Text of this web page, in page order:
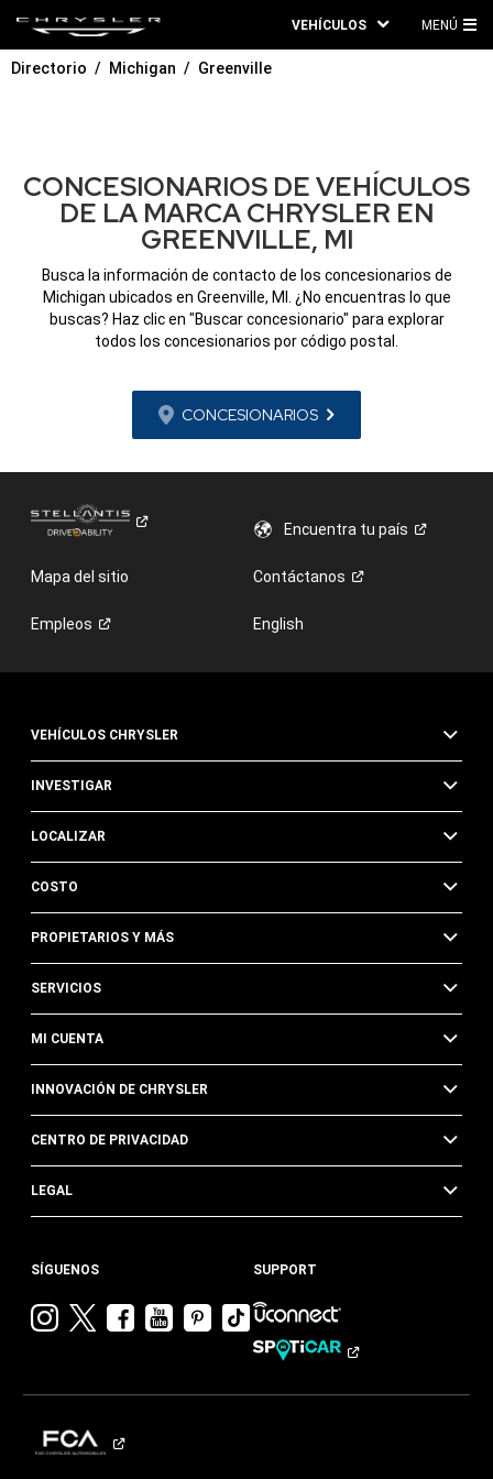
VEHÍCULOS MENÚ
Directorio Michigan Greenville
CONCESIONARIOS DE VEHÍCULOS
DE LA MARCA CHRYSLER EN
GREENVILLE, MI
Busca la información de contacto de los concesionarios de
Michigan ubicados en Greenville, MI. ¿No encuentras lo que
buscas? Haz clic en "Buscar concesionario" para explorar
todos los concesionarios por código postal.
CONCESIONARIOS
Encuentra tupaís
Mapa del sitio Contáctanos
Empleos English
VEHÍCULOS CHRYSLER
INVESTIGAR
LOCALIZAR
COSTO
PROPIETARIOS Y MÁS
SERVICIOS
MI CUENTA
INNOVACIÓN DE CHRYSLER
CENTRO DE PRIVACIDAD
LEGAL
SÍGUENOS
VisitarVisitarVisitar
Chrysler en
Visitar
Chrysler en
Visitar
Chrysler en
Pinterest
Visita
Chrysler
Tik
SUPPORT